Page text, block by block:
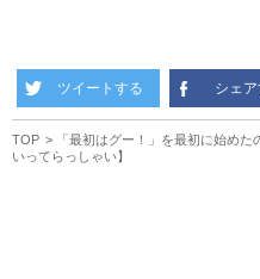
ツイートする シェア
TOP
「最初はグー！」を最初に始め
いってらっしゃい】